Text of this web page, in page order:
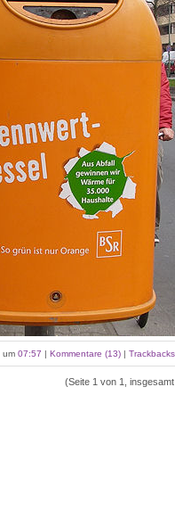
um07:57 |Kommentare (13) |
(Seite 1 von 1,